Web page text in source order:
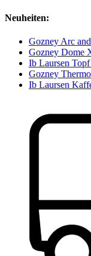
Neuheiten:
Gozney Arc
Gozney Dome
Ib Laursen
Gozney
Ib Laursen